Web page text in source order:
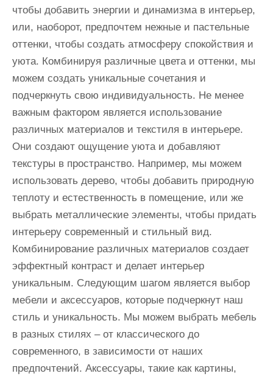
чтобы добавить энергии и динамизма в интерьер,
или, наоборот, предпочтем нежные и пастельные
оттенки, чтобы создать атмосферу спокойствия и
уюта. Комбинируя различные цвета и оттенки, мы
можем создать уникальные сочетания и
подчеркнуть свою индивидуальность. Не менее
важным фактором является использование
различных материалов и текстиля в интерьере.
Они создают ощущение уюта и добавляют
текстуры в пространство. Например, мы можем
использовать дерево, чтобы добавить природную
теплоту и естественность в помещение, или же
выбрать металлические элементы, чтобы придать
интерьеру современный и стильный вид.
Комбинирование различных материалов создает
эффектный контраст и делает интерьер
уникальным. Следующим шагом является выбор
мебели и аксессуаров, которые подчеркнут наш
стиль и уникальность. Мы можем выбрать мебель
в разных стилях – от классического до
современного, в зависимости от наших
предпочтений. Аксессуары, такие как картины,